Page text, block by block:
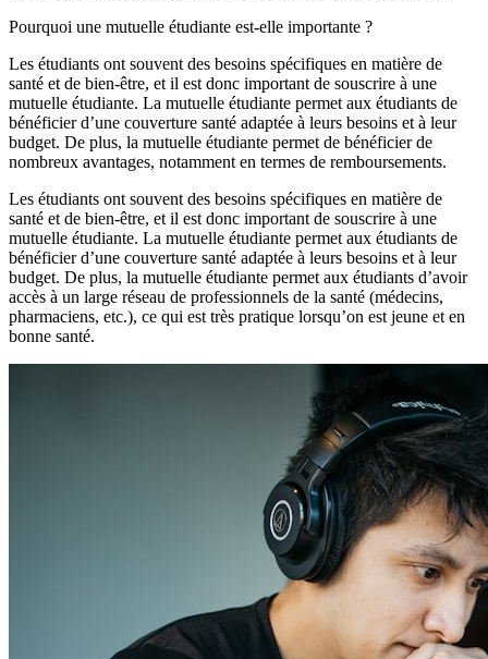
Pourquoi une mutuelle étudiante est-elle importante ?
Les étudiants ont souvent des besoins spécifiques en matière de
santé et de bien-être, et il est donc important de souscrire à une
mutuelle étudiante. La mutuelle étudiante permet aux étudiants de
bénéficier d’une couverture santé adaptée à leurs besoins et à leur
budget. De plus, la mutuelle étudiante permet de bénéficier de
nombreux avantages, notamment en termes de remboursements.
Les étudiants ont souvent des besoins spécifiques en matière de
santé et de bien-être, et il est donc important de souscrire à une
mutuelle étudiante. La mutuelle étudiante permet aux étudiants de
bénéficier d’une couverture santé adaptée à leurs besoins et à leur
budget. De plus, la mutuelle étudiante permet aux étudiants d’avoir
accès à un large réseau de professionnels de la santé (médecins,
pharmaciens, etc.), ce qui est très pratique lorsqu’on est jeune et en
bonne santé.